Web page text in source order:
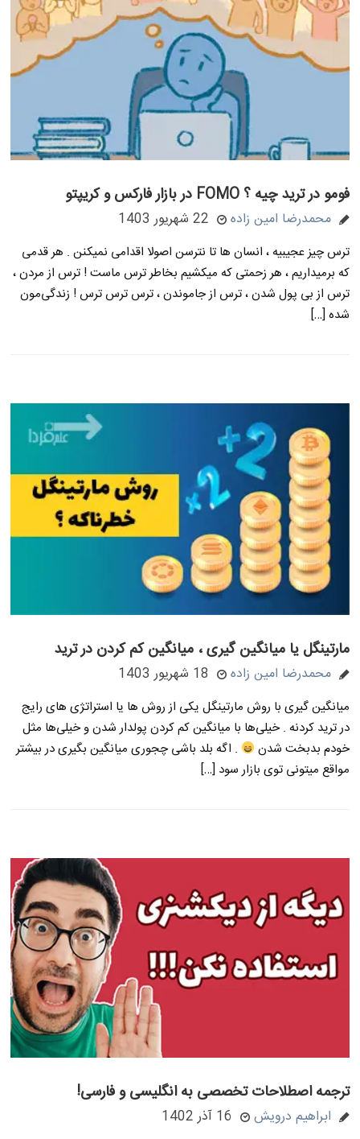
فومو در ترید چیه ؟ FOMO در بازار فارکس و کریپتو
محمدرضا امین زاده 22 شهریور 1403
ترس چیز عجیبیه ، انسان ها تا نترسن اصولا اقدامی نمیکنن . هر قدمی
که برمیداریم ، هر زحمتی که میکشیم بخاطر ترس ماست ! ترس از مردن ،
ترس از بی پول شدن ، ترس از جاموندن ، ترس ترس ترس ! زندگی‌مون
شده […]
مارتینگل یا میانگین گیری ، میانگین کم کردن در ترید
محمدرضا امین زاده 18 شهریور 1403
میانگین گیری با روش مارتینگل یکی از روش ها یا استراتژی های رایج
در ترید کردنه . خیلی‌ها با میانگین کم کردن پولدار شدن و خیلی‌ها مثل
خودم بدبخت شدن
. اگه بلد باشی چجوری میانگین بگیری در بیشتر
مواقع میتونی توی بازار سود […]
ترجمه اصطلاحات تخصصی به انگلیسی و فارسی!
ابراهیم درویش 16 آذر 1402